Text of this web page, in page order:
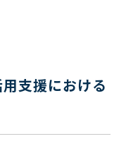
支援における